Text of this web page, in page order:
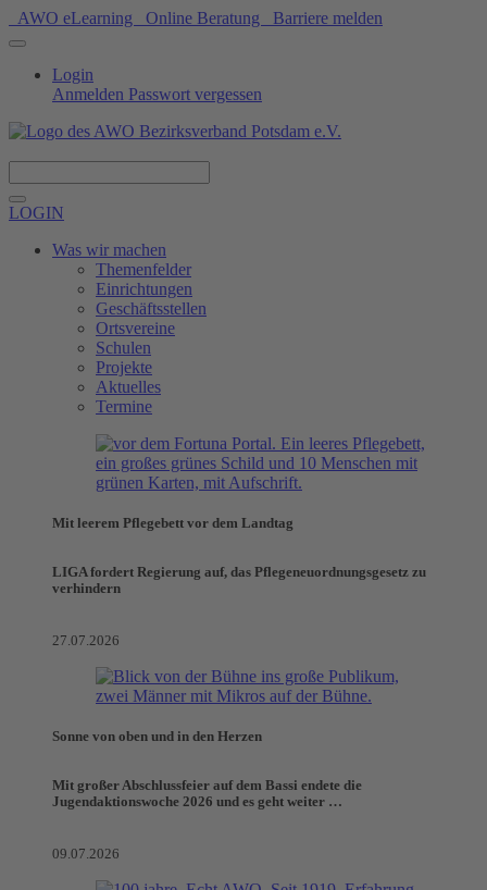
AWO eLearning Online Beratung Barriere melden
Login
Anmelden Passwort vergessen
LOGIN
Was wir machen
Themenfelder
Einrichtungen
Geschäftsstellen
Ortsvereine
Schulen
Projekte
Aktuelles
Termine
Mit leerem Pflegebett vor dem Landtag
LIGA fordert Regierung auf, das Pflegeneuordnungsgesetz zu
verhindern
27.07.2026
Sonne von oben und in den Herzen
Mit großer Abschlussfeier auf dem Bassi endete die
Jugendaktionswoche 2026 und es geht weiter …
09.07.2026